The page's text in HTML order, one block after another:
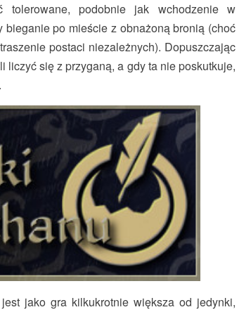
tolerowane, podobnie jak wchodzenie w
bieganie po mieście z obnażoną bronią (choć
postaci niezależnych). Dopuszczając
się z przyganą, a gdy ta nie poskutkuje,
jako gra kilkukrotnie większa od jedynki,